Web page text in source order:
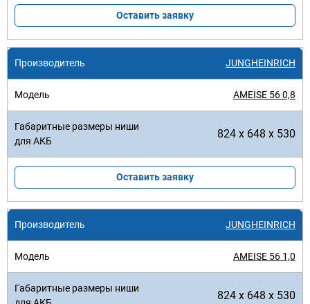
Оставить заявку
JUNGHEINRICH
AMEISE 56 0,8
824 x 648 x 530
Оставить заявку
JUNGHEINRICH
AMEISE 56 1,0
824 x 648 x 530